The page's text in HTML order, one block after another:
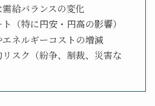
給バランスの変化
（特に円安・円高の影響）
ネルギーコストの増減
スク（紛争、制裁、災害な